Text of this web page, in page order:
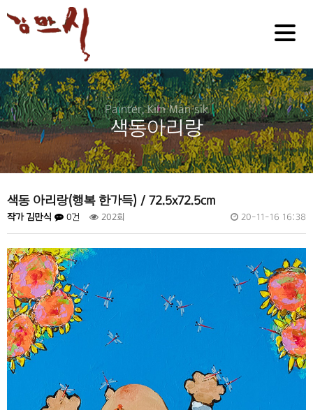
색동아리랑
색동 아리랑(행복 한가득) / 72.5x72.5cm
작가 김만식 0건 202회 20-11-16 16:38